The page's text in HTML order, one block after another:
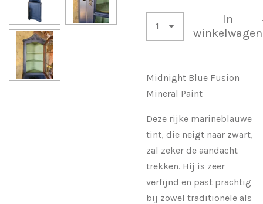
In
winkelwagen
Midnight Blue Fusion
Mineral Paint
Deze rijke marineblauwe
tint, die neigt naar zwart,
zal zeker de aandacht
trekken. Hij is zeer
verfijnd en past prachtig
bij zowel traditionele als